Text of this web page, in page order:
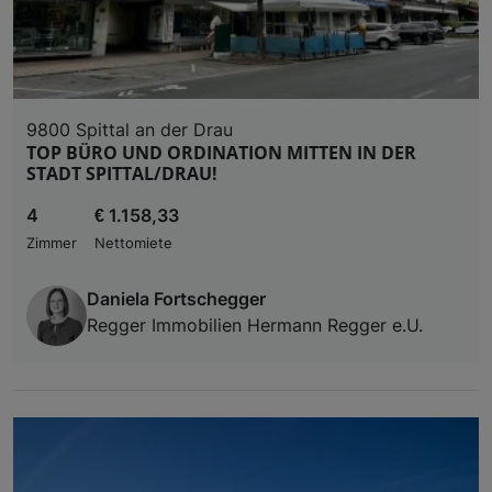
9800 Spittal an der Drau
TOP BÜRO UND ORDINATION MITTEN IN DER
STADT SPITTAL/DRAU!
4
Zimmer
€ 1.158,33
Nettomiete
Daniela Fortschegger
Regger Immobilien Hermann Regger e.U.